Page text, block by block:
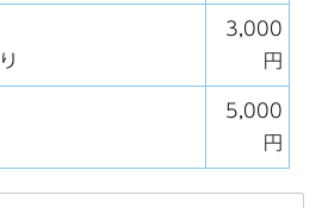
3,000
円
5,000
円